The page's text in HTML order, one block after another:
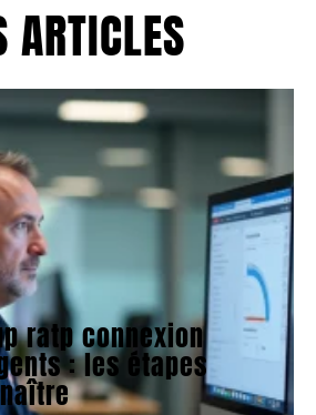
ARTICLES
ratp connexion
: les étapes